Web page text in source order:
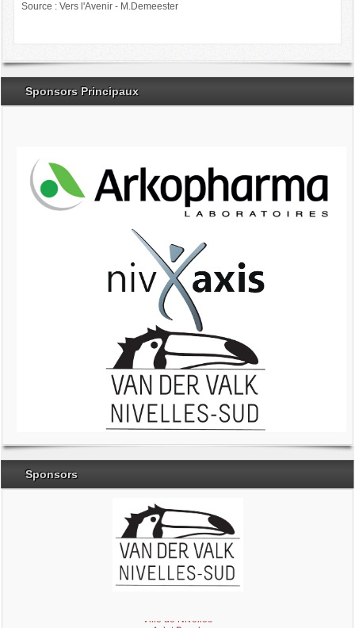
Source : Vers l'Avenir - M.Demeester
Sponsors Principaux
Sponsors